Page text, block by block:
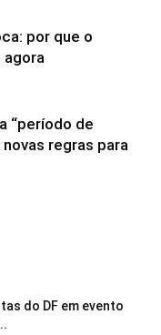
por que o
agora
“período de
regras para
do DF em evento